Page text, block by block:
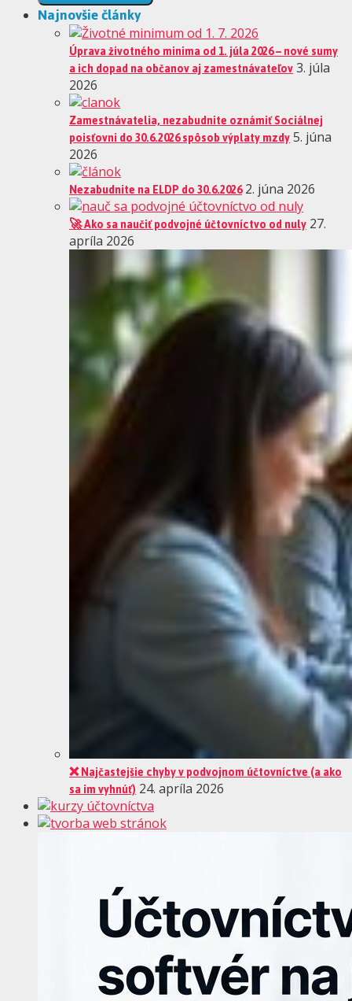
Najnovšie články
Úprava životného minima od 1. júla 2026 – nové sumy
a ich dopad na občanov aj zamestnávateľov3. júla
2026
Zamestnávatelia, nezabudnite oznámiť Sociálnej
poisťovni do 30.6.2026 spôsob výplaty mzdy5. júna
2026
Nezabudnite na ELDP do 30.6.2026 2. júna 2026
🚀 Ako sa naučiť podvojné účtovníctvo od nuly 27.
apríla 2026
❌ Najčastejšie chyby v podvojnom účtovníctve (a ako
sa im vyhnúť) 24. apríla 2026